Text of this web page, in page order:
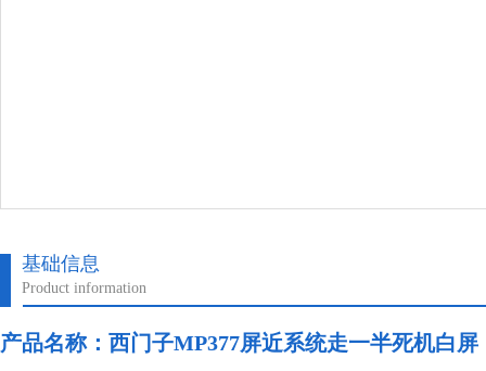
基础信息
Product information
产品名称： 西门子MP377屏近系统走一半死机白屏